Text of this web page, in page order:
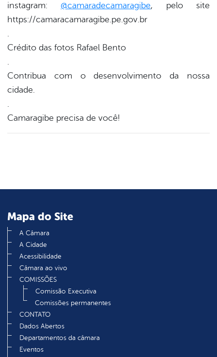
instagram: @camaradecamaragibe, pelo site
https://camaracamaragibe.pe.gov.br
.
Crédito das fotos Rafael Bento
.
Contribua com o desenvolvimento da nossa
cidade.
.
Camaragibe precisa de você!
Mapa do Site
A Câmara
A Cidade
Acessibilidade
Câmara ao vivo
COMISSÕES
Comissão Executiva
Comissões permanentes
CONTATO
Dados Abertos
Departamentos da câmara
Eventos